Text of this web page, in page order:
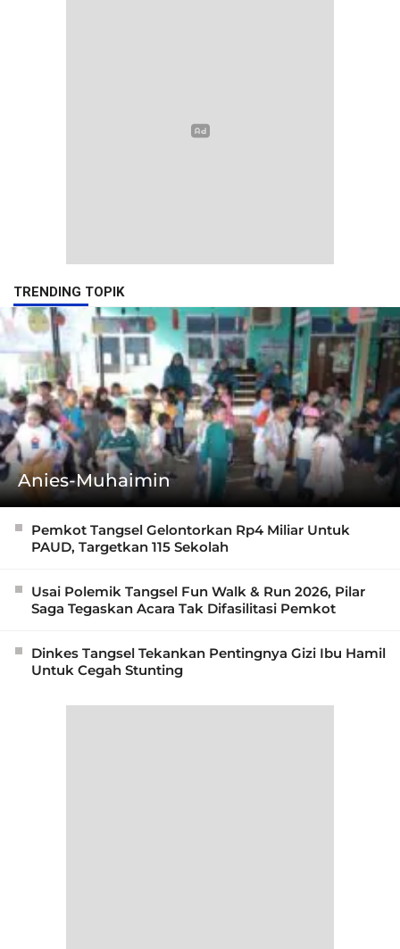
TRENDING TOPIK
Anies-Muhaimin
Pemkot Tangsel Gelontorkan Rp4 Miliar Untuk
PAUD, Targetkan 115 Sekolah
Usai Polemik Tangsel Fun Walk & Run 2026, Pilar
Saga Tegaskan Acara Tak Difasilitasi Pemkot
Dinkes Tangsel Tekankan Pentingnya Gizi Ibu Hamil
Untuk Cegah Stunting